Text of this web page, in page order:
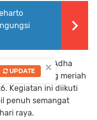
takbiran Idul Adha
berlangsung meriah
Kegiatan ini diikuti
penuh semangat
raya.
×
UPDATE